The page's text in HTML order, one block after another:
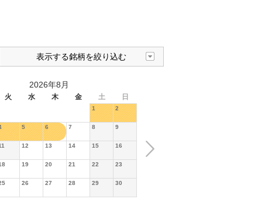
表示する銘柄を絞り込む
2026年8月
火 水 木 金 土 日
1 2
5 6 7 8 9
12 13 14 15 16
19 20 21 22 23
26 27 28 29 30